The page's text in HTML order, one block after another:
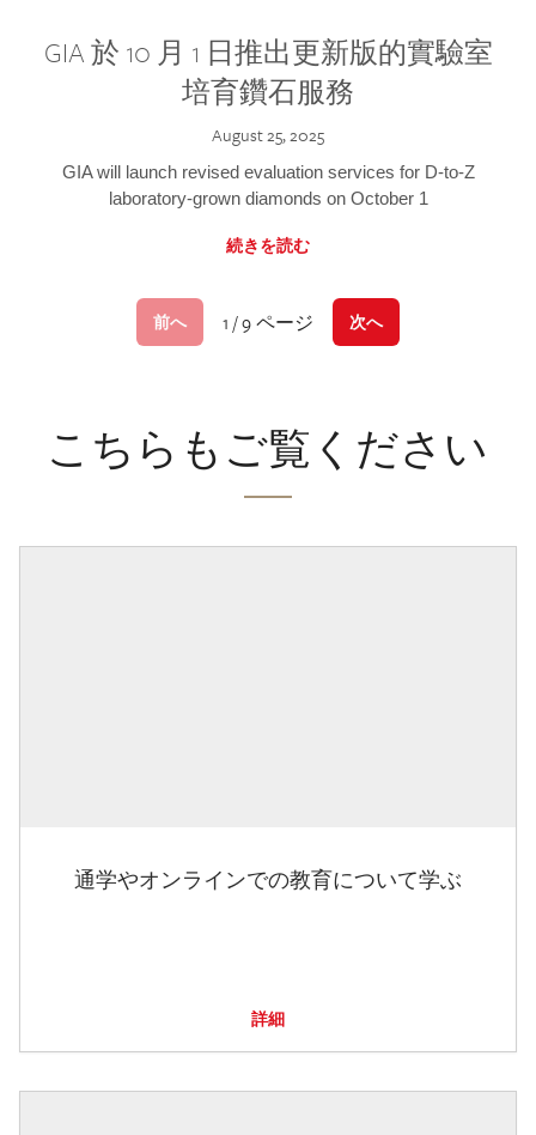
GIA 於 10 月 1 日推出更新版的實驗室
培育鑽石服務
August 25, 2025
GIA will launch revised evaluation services for D-to-Z
laboratory-grown diamonds on October 1
続きを読む
前へ 1 / 9 ページ 次へ
こちらもご覧ください
通学やオンラインでの教育について学ぶ
詳細